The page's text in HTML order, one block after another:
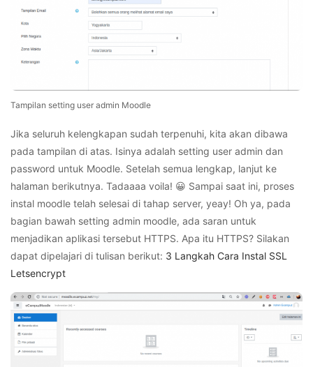
Tampilan setting user admin Moodle
Jika seluruh kelengkapan sudah terpenuhi, kita akan dibawa
pada tampilan di atas. Isinya adalah setting user admin dan
password untuk Moodle. Setelah semua lengkap, lanjut ke
halaman berikutnya. Tadaaaa voila! 😀 Sampai saat ini, proses
instal moodle telah selesai di tahap server, yeay! Oh ya, pada
bagian bawah setting admin moodle, ada saran untuk
menjadikan aplikasi tersebut HTTPS. Apa itu HTTPS? Silakan
dapat dipelajari di tulisan berikut: 3 Langkah Cara Instal SSL
Letsencrypt